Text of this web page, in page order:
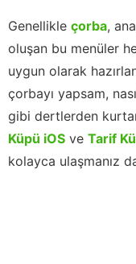
Genellikle çorba,
oluşan bu menüler
uygun olarak
çorbayı yapsam,
gibi dertlerden
Küpü iOS ve Tarif
kolayca ulaşmanız